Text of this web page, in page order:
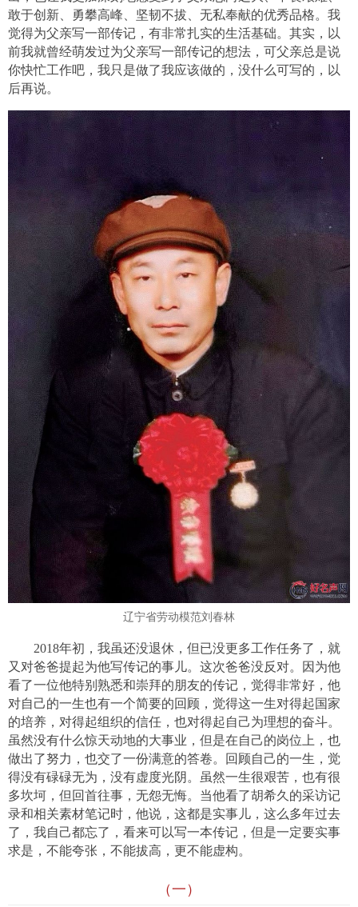
敢于创新、勇攀高峰、坚韧不拔、无私奉献的优秀品格。我
觉得为父亲写一部传记，有非常扎实的生活基础。其实，以
前我就曾经萌发过为父亲写一部传记的想法，可父亲总是说
你快忙工作吧，我只是做了我应该做的，没什么可写的，以
后再说。
辽宁省劳动模范刘春林
2018年初，我虽还没退休，但已没更多工作任务了，就
又对爸爸提起为他写传记的事儿。这次爸爸没反对。因为他
看了一位他特别熟悉和崇拜的朋友的传记，觉得非常好，他
对自己的一生也有一个简要的回顾，觉得这一生对得起国家
的培养，对得起组织的信任，也对得起自己为理想的奋斗。
虽然没有什么惊天动地的大事业，但是在自己的岗位上，也
做出了努力，也交了一份满意的答卷。回顾自己的一生，觉
得没有碌碌无为，没有虚度光阴。虽然一生很艰苦，也有很
多坎坷，但回首往事，无怨无悔。当他看了胡希久的采访记
录和相关素材笔记时，他说，这都是实事儿，这么多年过去
了，我自己都忘了，看来可以写一本传记，但是一定要实事
求是，不能夸张，不能拔高，更不能虚构。
（一）